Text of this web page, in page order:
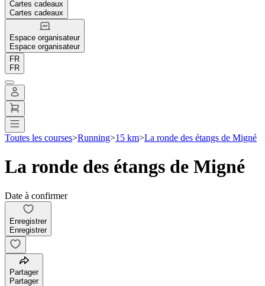
Cartes cadeaux
Cartes cadeaux
Espace organisateur
Espace organisateur
FR
FR
Toutes les courses>Running>15 km>La ronde des étangs de Migné
La ronde des étangs de Migné
Date à confirmer
Enregistrer
Enregistrer
Partager
Partager